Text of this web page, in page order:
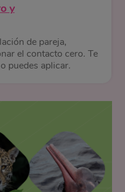
y
de pareja,
el contacto cero. Te
puedes aplicar.